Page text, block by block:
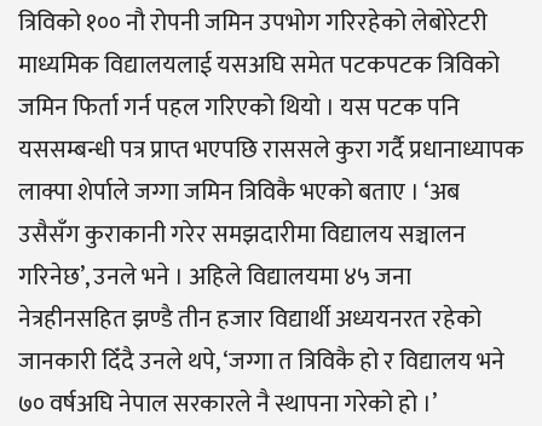
त्रिविको १०० नौ रोपनी जमिन उपभोग गरिरहेको लेबोरेटरी
माध्यमिक विद्यालयलाई यसअघि समेत पटकपटक त्रिविको
जमिन फिर्ता गर्न पहल गरिएको थियो । यस पटक पनि
यससम्बन्धी पत्र प्राप्त भएपछि राससले कुरा गर्दै प्रधानाध्यापक
लाक्पा शेर्पाले जग्गा जमिन त्रिविकै भएको बताए । ‘अब
उसैसँग कुराकानी गरेर समझदारीमा विद्यालय सञ्चालन
गरिनेछ’, उनले भने । अहिले विद्यालयमा ४५ जना
नेत्रहीनसहित झण्डै तीन हजार विद्यार्थी अध्ययनरत रहेको
जानकारी दिँदै उनले थपे, ‘जग्गा त त्रिविकै हो र विद्यालय भने
७० वर्षअघि नेपाल सरकारले नै स्थापना गरेको हो ।’